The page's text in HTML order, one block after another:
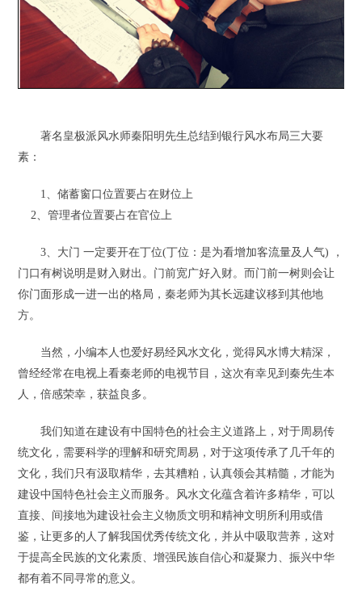
著名皇极派风水师秦阳明先生总结到银行风水布局三大要
素：
1、储蓄窗口位置要占在财位上
2、管理者位置要占在官位上
3、大门 一定要开在丁位(丁位：是为看增加客流量及人气) ，
门口有树说明是财入财出。门前宽广好入财。而门前一树则会让
你门面形成一进一出的格局，秦老师为其长远建议移到其他地
方。
当然，小编本人也爱好易经风水文化，觉得风水博大精深，
曾经经常在电视上看秦老师的电视节目，这次有幸见到秦先生本
人，倍感荣幸，获益良多。
我们知道在建设有中国特色的社会主义道路上，对于周易传
统文化，需要科学的理解和研究周易，对于这项传承了几千年的
文化，我们只有汲取精华，去其糟粕，认真领会其精髓，才能为
建设中国特色社会主义而服务。风水文化蕴含着许多精华，可以
直接、间接地为建设社会主义物质文明和精神文明所利用或借
鉴，让更多的人了解我国优秀传统文化，并从中吸取营养，这对
于提高全民族的文化素质、增强民族自信心和凝聚力、振兴中华
都有着不同寻常的意义。